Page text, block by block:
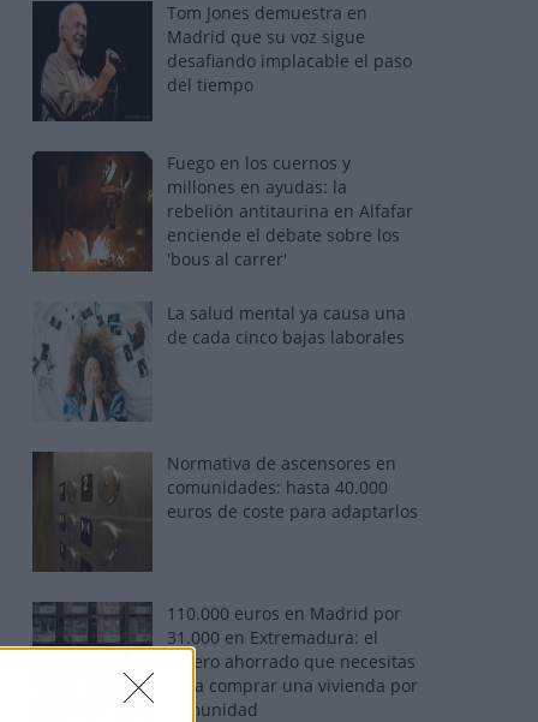
Tom Jones demuestra en
Madrid que su voz sigue
desafiando implacable el paso
del tiempo
Fuego en los cuernos y
millones en ayudas: la
rebelión antitaurina en Alfafar
enciende el debate sobre los
'bous al carrer'
La salud mental ya causa una
de cada cinco bajas laborales
Normativa de ascensores en
comunidades: hasta 40.000
euros de coste para adaptarlos
110.000 euros en Madrid por
31.000 en Extremadura: el
dinero ahorrado que necesitas
para comprar una vivienda por
comunidad